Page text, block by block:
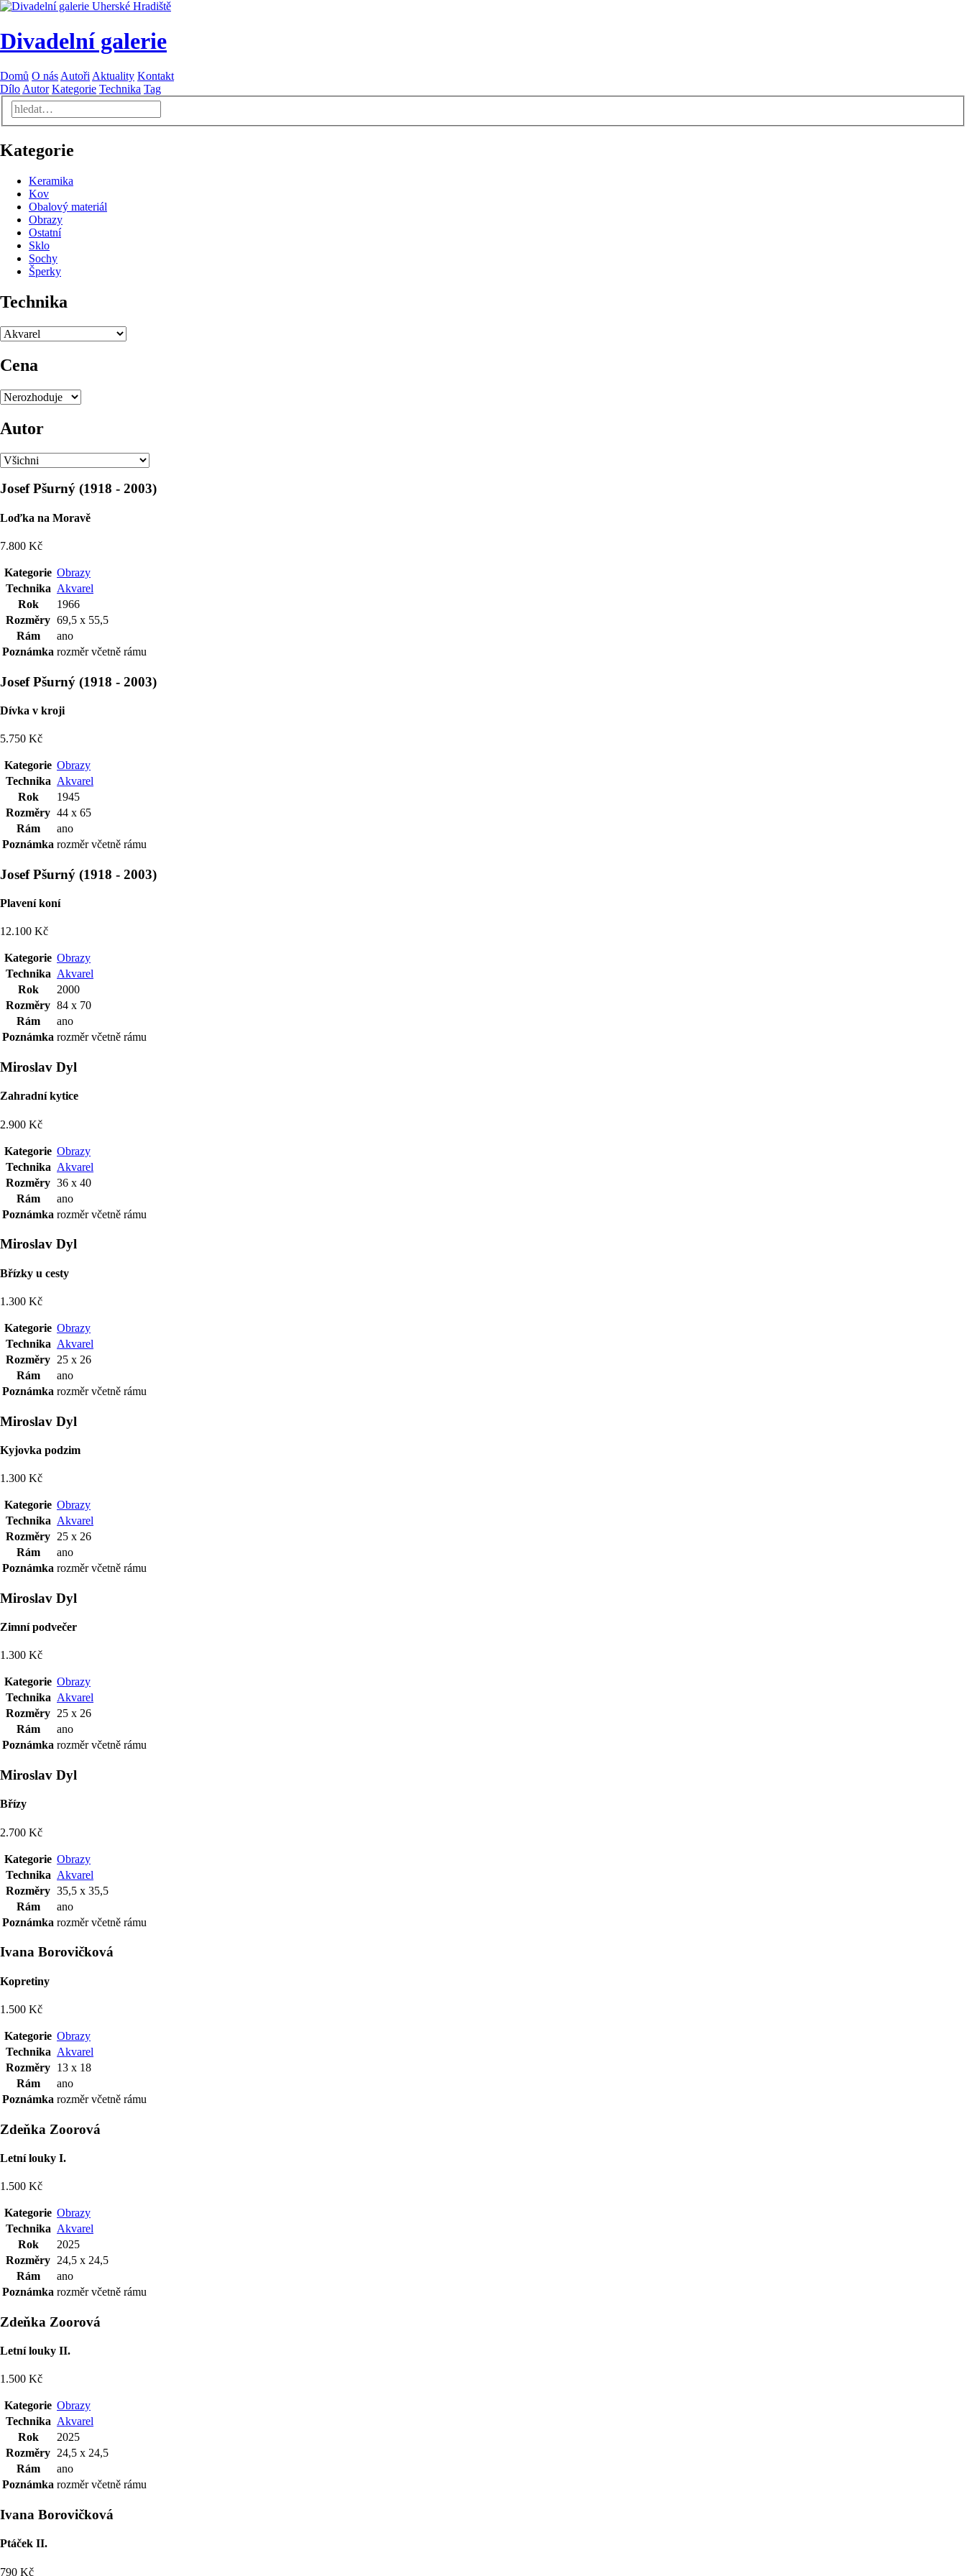
Divadelní galerie
Domů O nás Autoři Aktuality Kontakt
Dílo Autor Kategorie Technika Tag
Kategorie
Keramika
Kov
Obalový materiál
Obrazy
Ostatní
Sklo
Sochy
Šperky
Technika
Cena
Autor
Josef Pšurný (1918 - 2003)
Loďka na Moravě
7.800 Kč
Kategorie Obrazy
Technika Akvarel
Rok
1966
Rozměry 69,5 x 55,5
Rám
ano
Poznámka rozměr včetně rámu
Josef Pšurný (1918 - 2003)
Dívka v kroji
5.750 Kč
Kategorie Obrazy
Technika Akvarel
Rok
1945
Rozměry 44 x 65
Rám
ano
Poznámka rozměr včetně rámu
Josef Pšurný (1918 - 2003)
Plavení koní
12.100 Kč
Kategorie Obrazy
Technika Akvarel
Rok
2000
Rozměry 84 x 70
Rám
ano
Poznámka rozměr včetně rámu
Miroslav Dyl
Zahradní kytice
2.900 Kč
Kategorie Obrazy
Technika Akvarel
Rozměry 36 x 40
Rám
ano
Poznámka rozměr včetně rámu
Miroslav Dyl
Břízky u cesty
1.300 Kč
Kategorie Obrazy
Technika Akvarel
Rozměry 25 x 26
Rám
ano
Poznámka rozměr včetně rámu
Miroslav Dyl
Kyjovka podzim
1.300 Kč
Kategorie Obrazy
Technika Akvarel
Rozměry 25 x 26
Rám
ano
Poznámka rozměr včetně rámu
Miroslav Dyl
Zimní podvečer
1.300 Kč
Kategorie Obrazy
Technika Akvarel
Rozměry 25 x 26
Rám
ano
Poznámka rozměr včetně rámu
Miroslav Dyl
Břízy
2.700 Kč
Kategorie Obrazy
Technika Akvarel
Rozměry 35,5 x 35,5
Rám
ano
Poznámka rozměr včetně rámu
Ivana Borovičková
Kopretiny
1.500 Kč
Kategorie Obrazy
Technika Akvarel
Rozměry 13 x 18
Rám
ano
Poznámka rozměr včetně rámu
Zdeňka Zoorová
Letní louky I.
1.500 Kč
Kategorie Obrazy
Technika Akvarel
Rok
2025
Rozměry 24,5 x 24,5
Rám
ano
Poznámka rozměr včetně rámu
Zdeňka Zoorová
Letní louky II.
1.500 Kč
Kategorie Obrazy
Technika Akvarel
Rok
2025
Rozměry 24,5 x 24,5
Rám
ano
Poznámka rozměr včetně rámu
Ivana Borovičková
Ptáček II.
790 Kč